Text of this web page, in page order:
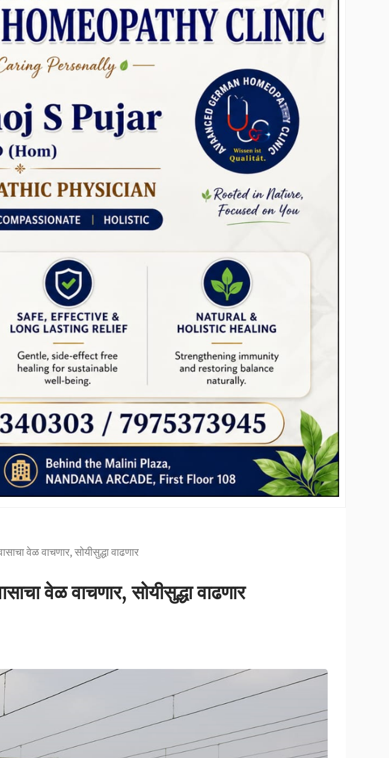
वेळ वाचणार, सोयीसुद्धा वाढणार
वेळ वाचणार, सोयीसुद्धा वाढणार